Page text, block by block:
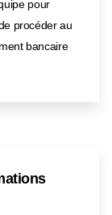
pour
procéder au
bancaire